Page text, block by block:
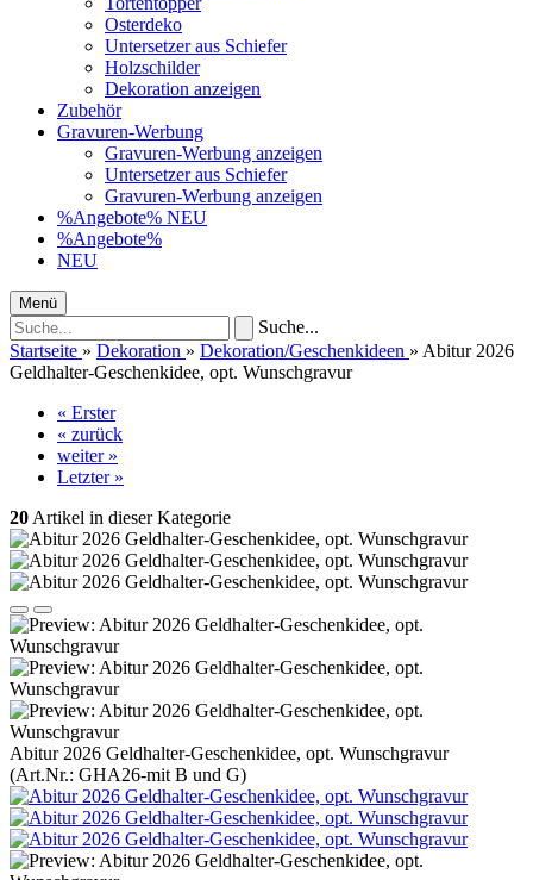
Osterdeko
Untersetzer aus Schiefer
Holzschilder
Dekoration anzeigen
Zubehör
Gravuren-Werbung
Gravuren-Werbung anzeigen
Untersetzer aus Schiefer
Gravuren-Werbung anzeigen
%Angebote% NEU
%Angebote%
NEU
Menü
Suche...
Startseite » Dekoration » Dekoration/Geschenkideen » Abitur 2026
Geldhalter-Geschenkidee, opt. Wunschgravur
« Erster
« zurück
weiter »
Letzter »
20 Artikel in dieser Kategorie
Abitur 2026 Geldhalter-Geschenkidee, opt. Wunschgravur
(Art.Nr.: GHA26-mit B und G)